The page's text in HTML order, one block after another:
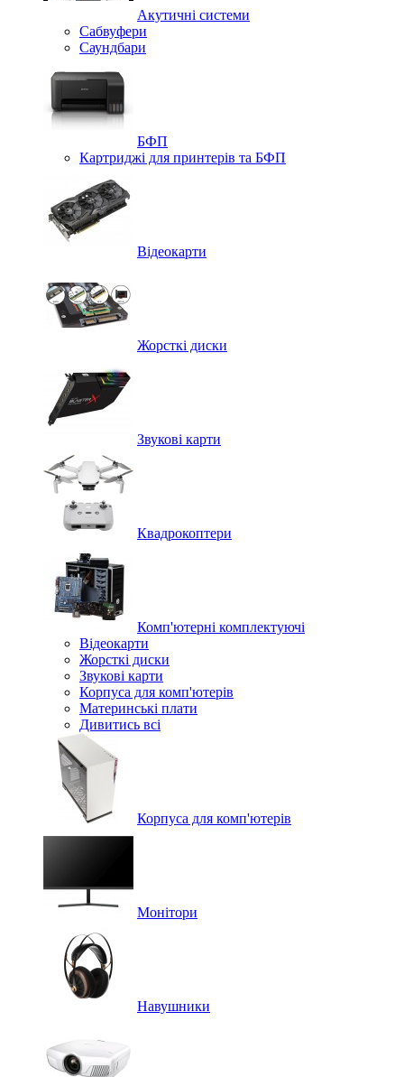
Акутичні системи
Сабвуфери
Саундбари
БФП
Картриджі для принтерів та БФП
Відеокарти
Жорсткі диски
Звукові карти
Квадрокоптери
Комп'ютерні комплектуючі
Відеокарти
Жорсткі диски
Звукові карти
Корпуса для комп'ютерів
Материнські плати
Дивитись всі
Корпуса для комп'ютерів
Монітори
Навушники